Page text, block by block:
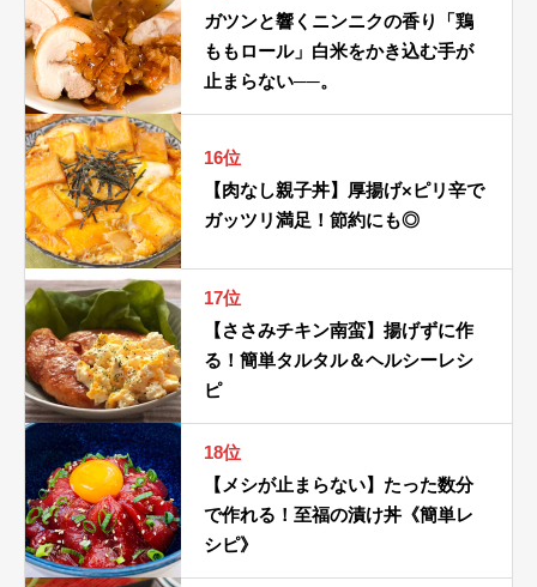
ガツンと響くニンニクの香り「鶏
ももロール」白米をかき込む手が
止まらない──。
16位
【肉なし親子丼】厚揚げ×ピリ辛で
ガッツリ満足！節約にも◎
17位
【ささみチキン南蛮】揚げずに作
る！簡単タルタル＆ヘルシーレシ
ピ
18位
【メシが止まらない】たった数分
で作れる！至福の漬け丼《簡単レ
シピ》